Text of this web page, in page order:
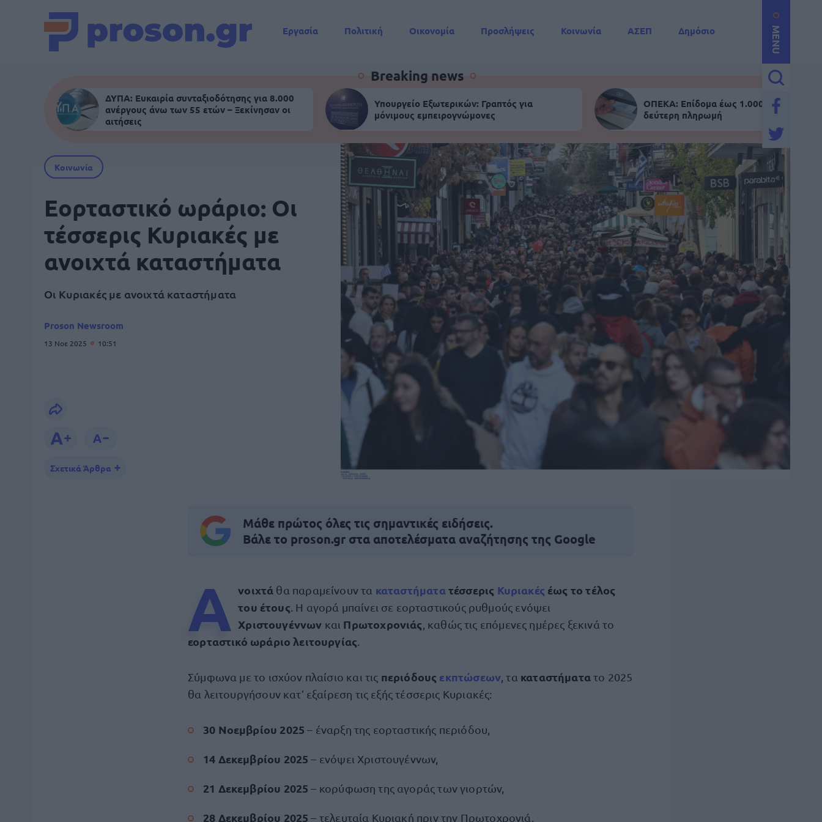
MENU
Εργασία Πολιτική Οικονομία Προσλήψεις Κοινωνία ΑΣΕΠ
Δημόσιο
Breaking news
ΔΥΠΑ: Ευκαιρία συνταξιοδότησης για 8.000
ανέργους άνω των 55 ετών – Ξεκίνησαν οι
αιτήσεις
Υπουργείο Εξωτερικών: Γραπτός για
μόνιμους εμπειρογνώμονες
ΟΠΕΚΑ: Επίδομα έως 1.000 ευρώ -
δεύτερη πληρωμή
Κοινωνία
Εορταστικό ωράριο: Οι
τέσσερις Κυριακές με
ανοιχτά καταστήματα
Οι Κυριακές με ανοιχτά καταστήματα
Proson Newsroom
13 Νοε 2025 10:51
Σχετικά Άρθρα
Μάθε πρώτος όλες τις σημαντικές ειδήσεις.
Βάλε το proson.gr στα αποτελέσματα αναζήτησης της Google
Α νοιχτά θα παραμείνουν τα καταστήματατέσσερις Κυριακές έως το τέλος
του έτους. Η αγορά μπαίνει σε εορταστικούς ρυθμούς ενόψει
Χριστουγέννων και Πρωτοχρονιάς, καθώς τις επόμενες ημέρες ξεκινά το
εορταστικό ωράριο λειτουργίας.
Σύμφωνα με το ισχύον πλαίσιο και τις περιόδους εκπτώσεων, τα καταστήματατο 2025
θα λειτουργήσουν κατ’ εξαίρεση τις εξής τέσσερις Κυριακές:
30 Νοεμβρίου 2025 – έναρξη της εορταστικής περιόδου,
14 Δεκεμβρίου 2025 – ενόψει Χριστουγέννων,
21 Δεκεμβρίου 2025 – κορύφωση της αγοράς των γιορτών,
28 Δεκεμβρίου 2025– τελευταία Κυριακή πριν την Πρωτοχρονιά.